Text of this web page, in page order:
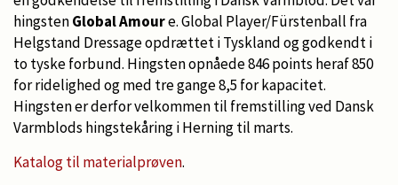
hingstenGlobal Amoure. Global Player/Fürstenball fra
Helgstand Dressage opdrættet i Tyskland og godkendt i
to tyske forbund. Hingsten opnåede 846 points heraf 850
for ridelighed og med tre gange 8,5 for kapacitet.
Hingsten er derfor velkommen til fremstilling ved Dansk
Varmblods hingstekåring i Herning til marts.
Katalog til materialprøven.